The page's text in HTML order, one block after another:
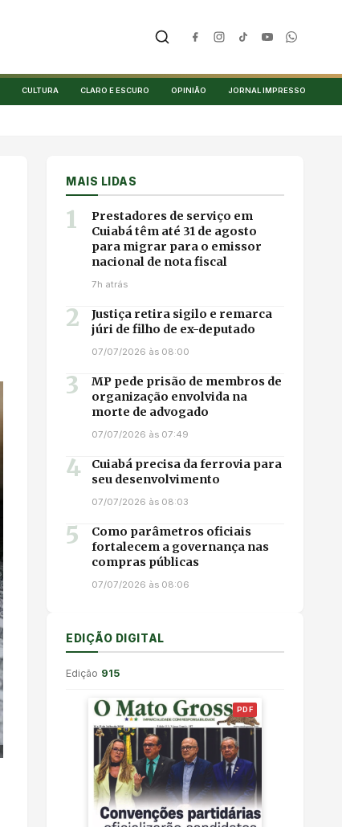
CULTURA CLARO E ESCURO OPINIÃO JORNAL IMPRESSO
MAIS LIDAS
1
Prestadores de serviço em
Cuiabá têm até 31 de agosto
para migrar para o emissor
nacional de nota fiscal
7h atrás
2
Justiça retira sigilo e remarca
júri de filho de ex-deputado
07/07/2026 às 08:00
3
MP pede prisão de membros de
organização envolvida na
morte de advogado
07/07/2026 às 07:49
4
Cuiabá precisa da ferrovia para
seu desenvolvimento
07/07/2026 às 08:03
5
Como parâmetros oficiais
fortalecem a governança nas
compras públicas
07/07/2026 às 08:06
EDIÇÃO DIGITAL
Edição 915
PDF